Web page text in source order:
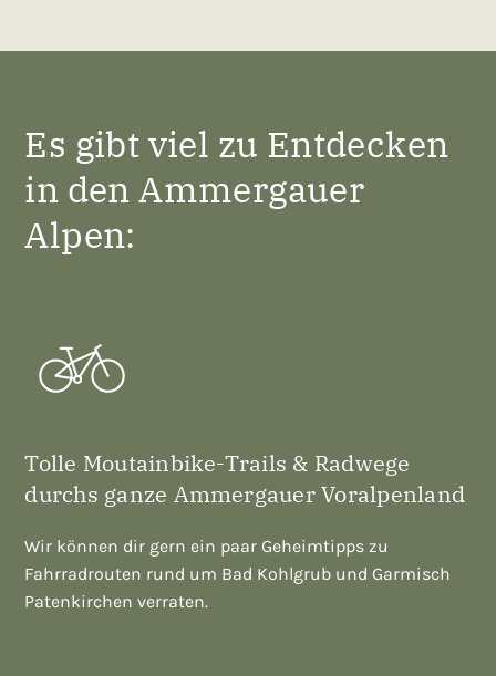
Es gibt viel zu Entdecken
in den Ammergauer
Alpen:
Tolle Moutainbike-Trails & Radwege
durchs ganze Ammergauer Voralpenland
Wir können dir gern ein paar Geheimtipps zu
Fahrradrouten rund um Bad Kohlgrub und Garmisch
Patenkirchen verraten.